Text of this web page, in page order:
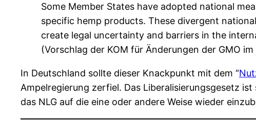
Some Member States have adopted national
specific hemp products. These divergent
create legal uncertainty and barriers in the
(Vorschlag der KOM für Änderungen der GMO
In Deutschland sollte dieser Knackpunkt mit dem “
Ampelregierung zerfiel. Das Liberalisierungsgesetz
das NLG auf die eine oder andere Weise wieder